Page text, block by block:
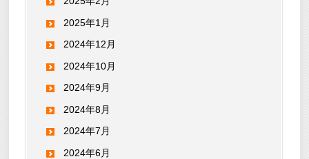
2025年1月
2024年12月
2024年10月
2024年9月
2024年8月
2024年7月
2024年6月